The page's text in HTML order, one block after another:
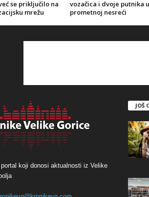
se priključilo na
mrežu
vozačica i dvoje putnika u
prometnoj nesreći
koji donosi aktualnosti iz Velike
JOŠ